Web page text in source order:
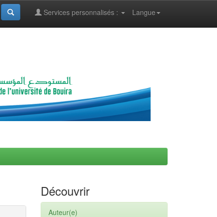
Langue
Services personnalisés :
Découvrir
Auteur(e)